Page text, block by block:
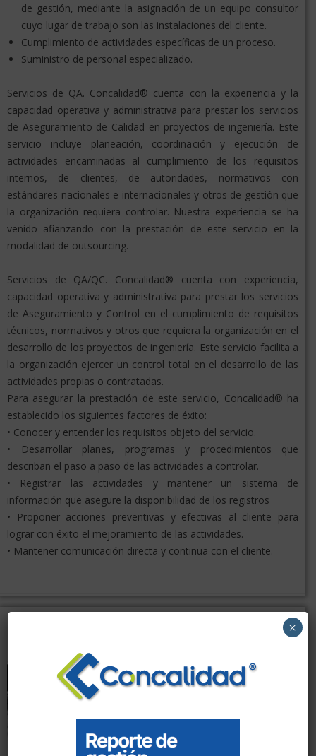
de gestión, mediante la asignación de un equipo consultor
cuyo lugar de trabajo son las instalaciones del cliente.
Cumplimiento de actividades específicas de un proceso.
Suministro de personal especializado.
Servicios de QA. Concalidad® cuenta con la experiencia y la
capacidad operativa y administrativa para prestar los servicios
de Aseguramiento de Calidad en proyectos de ingeniería. Este
servicio incluye planeación, coordinación y ejecución de
actividades encaminadas al cumplimiento de los requisitos
internos, de clientes, de autoridades, normativos con
estándares nacionales e internacionales y otros de gestión que
la organización requiera controlar. Nuestra experiencia se ha
venido afianzando con la prestación de este servicio en la
modalidad de outsourcing.
Servicios de QA/QC. Concalidad® cuenta con experiencia,
capacidad operativa y administrativa para prestar los servicios
de Aseguramiento y Control en el cumplimiento de requisitos
técnicos, normativos y otros que requiera la organización en el
desarrollo de los proyectos de ingeniería. Este servicio facilita a
la organización ejercer un control total en el desarrollo de las
actividades propias o contratadas.
Para asegurar la prestación de este servicio, Concalidad® ha
establecido los siguientes factores de éxito:
• Conocer y entender los requisitos objeto del servicio.
• Desarrollar planes, programas y procedimientos que
describan el paso a paso de las actividades a controlar.
• Registrar las actividades y mantener un sistema de
información que asegure la disponibilidad de los registros
• Proponer acciones preventivas y efectivas al cliente para
lograr con éxito el mejoramiento de las actividades.
• Mantener comunicación directa y continua con el cliente.
×